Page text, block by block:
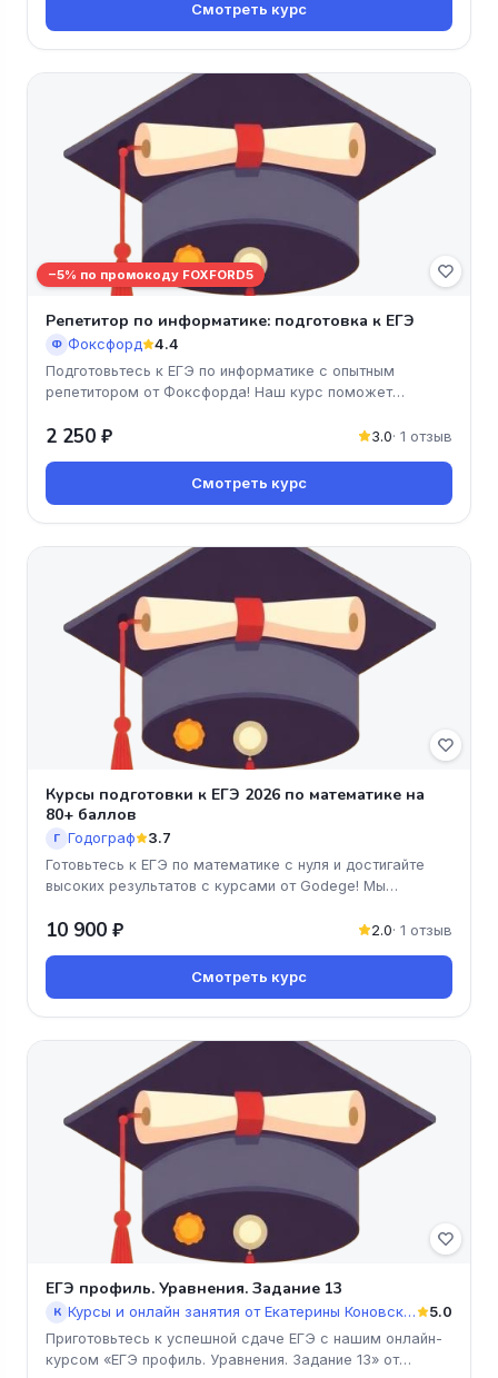
Смотреть курс
−5% по промокоду FOXFORD5
Репетитор по информатике: подготовка к ЕГЭ
Ф Фоксфорд 4.4
Подготовьтесь к ЕГЭ по информатике с опытным
репетитором от Фоксфорда! Наш курс поможет
2 250 ₽ 3.0· 1 отзыв
Смотреть курс
Курсы подготовки к ЕГЭ 2026 по математике на
80+ баллов
Г Годограф 3.7
Готовьтесь к ЕГЭ по математике с нуля и достигайте
высоких результатов с курсами от Godege! Мы
10 900 ₽ 2.0· 1 отзыв
Смотреть курс
ЕГЭ профиль. Уравнения. Задание 13
К Курсы и онлайн занятия от Екатерины Коновской 5.0
Приготовьтесь к успешной сдаче ЕГЭ с нашим онлайн-
курсом «ЕГЭ профиль. Уравнения. Задание 13» от